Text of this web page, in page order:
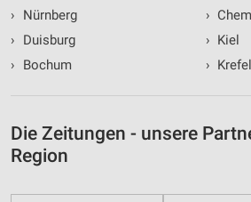
›
Nürnberg
›
Duisburg
›
Bochum
›
› Kiel
›
Die Zeitungen - unsere
Region